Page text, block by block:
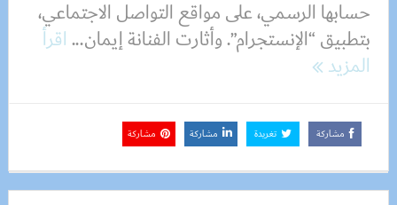
حسابها الرسمي، على مواقع التواصل الاجتماعي،
بتطبيق “الإنستجرام”. وأثارت الفنانة إيمان...اقرأ
المزيد
مشاركة تغريدة مشاركة مشاركة